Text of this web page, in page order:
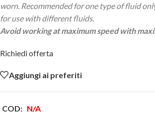
worn. Recommended for one type of fluid
for use with different fluids.
Avoid working at maximum speed with
Richiedi offerta
Aggiungi ai preferiti
COD: N/A